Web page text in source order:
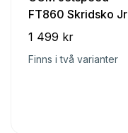
FT860 Skridsko Jr
1 499 kr
Finns i två varianter